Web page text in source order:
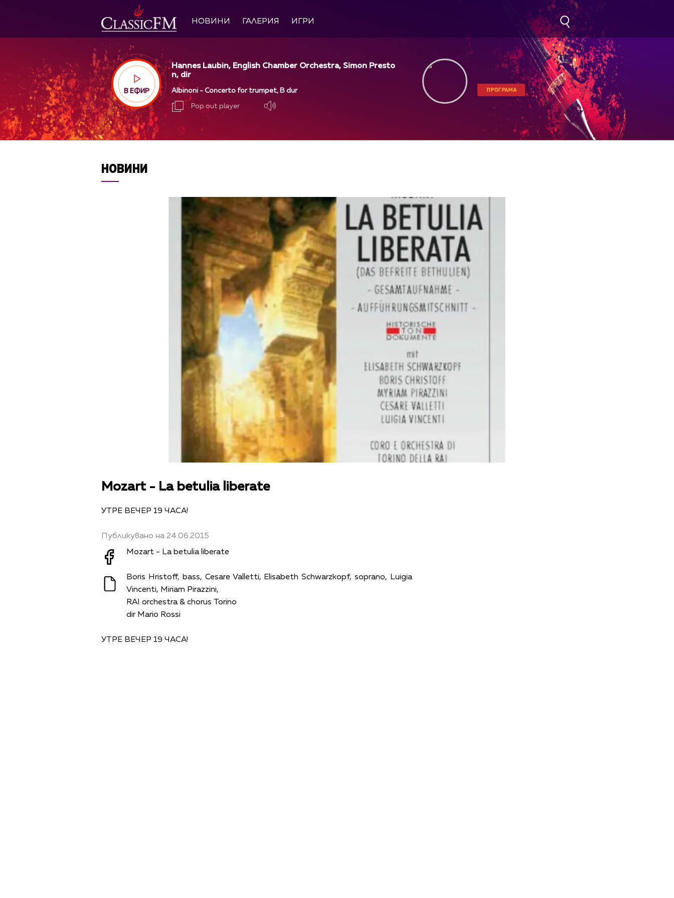
НОВИНИ ГАЛЕРИЯ ИГРИ
В ЕФИР
Hannes Laubin, English Chamber Orchestra, Simon Presto
n, dir
Albinoni - Concerto for trumpet, B dur
Pop out player
ПРОГРАМА
НОВИНИ
Mozart - La betulia liberate
УТРЕ ВЕЧЕР 19 ЧАСА!
Публикувано на 24.06.2015
Mozart - La betulia liberate
Boris Hristoff, bass, Cesare Valletti, Elisabeth Schwarzkopf, soprano, Luigia
Vincenti, Miriam Pirazzini,
RAI orchestra & chorus Torino
dir Mario Rossi
УТРЕ ВЕЧЕР 19 ЧАСА!